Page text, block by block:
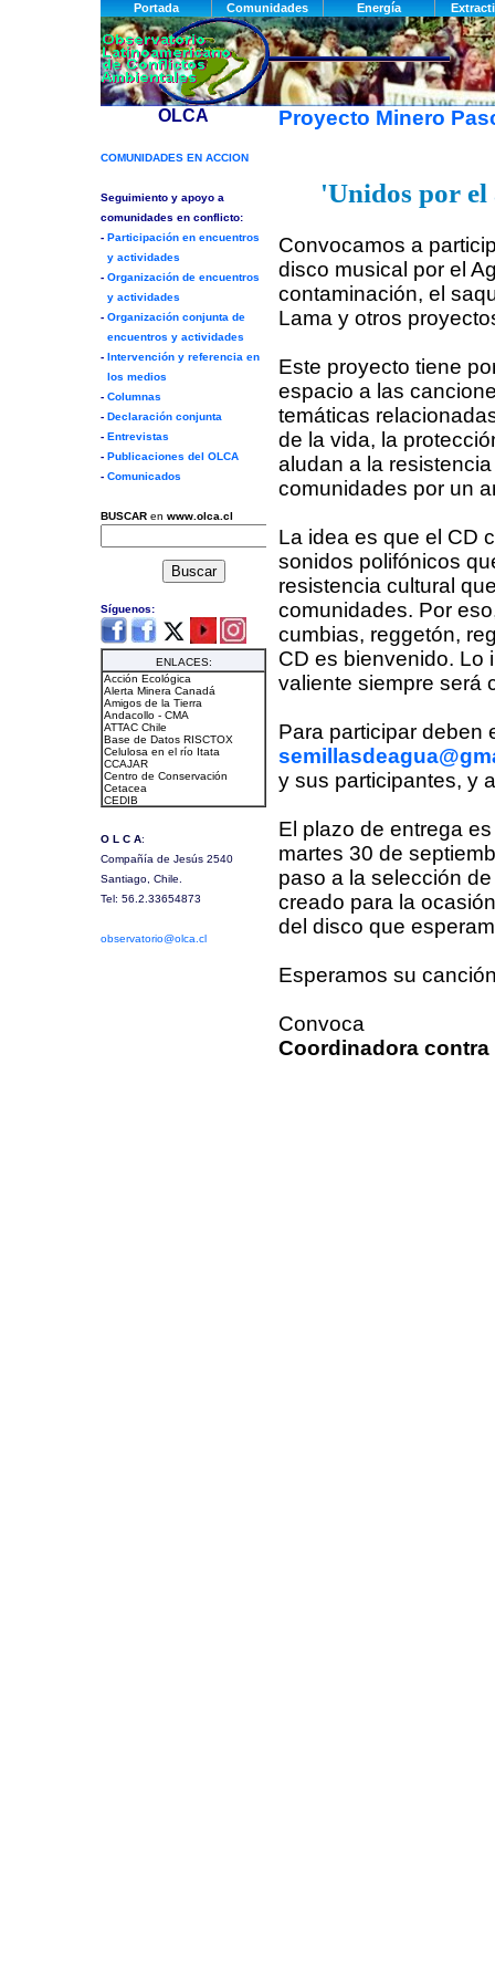
Proyecto Minero
'Unidos por el
Convocamos a
disco musical por el
contaminación, el
Lama y otros
Este proyecto tiene
espacio a las
temáticas
de la vida, la
aludan a la
comunidades por un
La idea es que el CD
sonidos polifónicos
resistencia cultural
comunidades. Por
cumbias, reggetón,
CD es bienvenido. Lo
valiente siempre será
Para participar deben
y sus participantes, y
El plazo de entrega
martes 30 de
paso a la selección
creado para la
del disco que
Esperamos su
Convoca
Coordinadora contra